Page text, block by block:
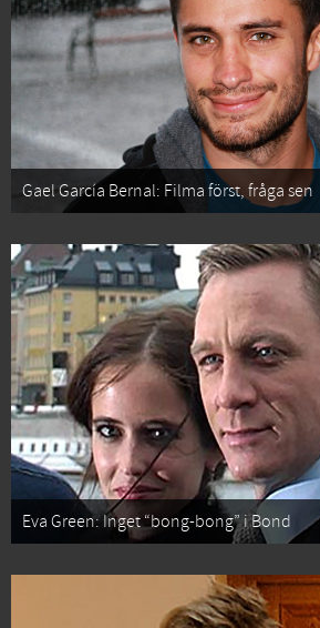
Gael García Bernal: Filma först, fråga sen
Eva Green: Inget “bong-bong” i Bond